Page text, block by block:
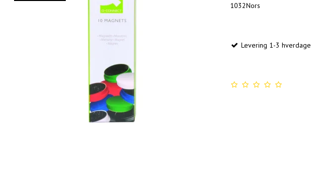
1032Nors
Levering 1-3 hverdage